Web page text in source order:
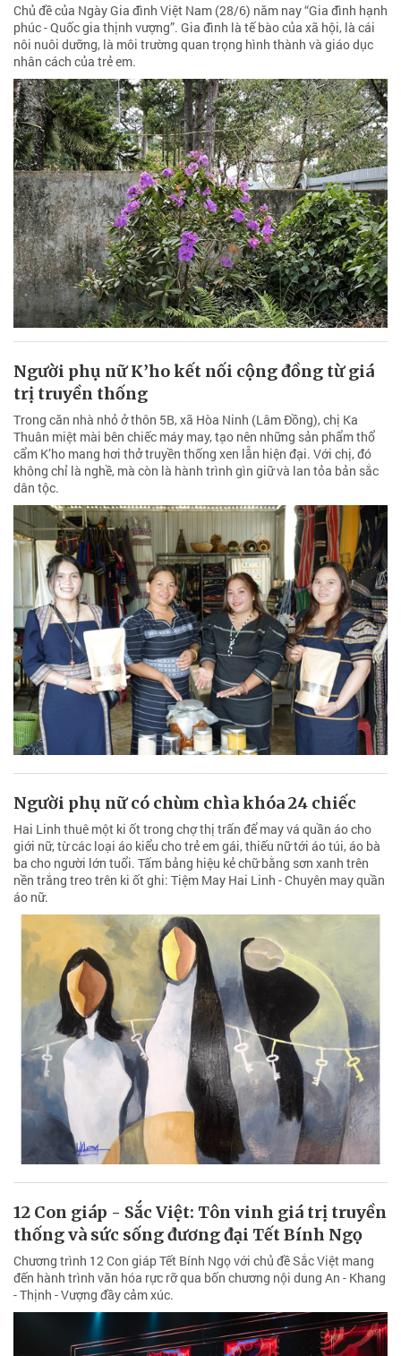
Chủ đề của Ngày Gia đình Việt Nam (28/6) năm nay “Gia đình hạnh
phúc - Quốc gia thịnh vượng”. Gia đình là tế bào của xã hội, là cái
nôi nuôi dưỡng, là môi trường quan trọng hình thành và giáo dục
nhân cách của trẻ em.
Người phụ nữ K’ho kết nối cộng đồng từ giá
trị truyền thống
Trong căn nhà nhỏ ở thôn 5B, xã Hòa Ninh (Lâm Đồng), chị Ka
Thuân miệt mài bên chiếc máy may, tạo nên những sản phẩm thổ
cẩm K’ho mang hơi thở truyền thống xen lẫn hiện đại. Với chị, đó
không chỉ là nghề, mà còn là hành trình gìn giữ và lan tỏa bản sắc
dân tộc.
Người phụ nữ có chùm chìa khóa 24 chiếc
Hai Linh thuê một ki ốt trong chợ thị trấn để may vá quần áo cho
giới nữ, từ các loại áo kiểu cho trẻ em gái, thiếu nữ tới áo túi, áo bà
ba cho người lớn tuổi. Tấm bảng hiệu kẻ chữ bằng sơn xanh trên
nền trắng treo trên ki ốt ghi: Tiệm May Hai Linh - Chuyên may quần
áo nữ.
12 Con giáp - Sắc Việt: Tôn vinh giá trị truyền
thống và sức sống đương đại Tết Bính Ngọ
Chương trình 12 Con giáp Tết Bính Ngọ với chủ đề Sắc Việt mang
đến hành trình văn hóa rực rỡ qua bốn chương nội dung An - Khang
- Thịnh - Vượng đầy cảm xúc.